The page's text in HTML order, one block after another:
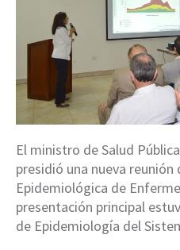
El ministro de Salud
presidió una nueva reunión
Epidemiológica de
presentación principal
de Epidemiología del